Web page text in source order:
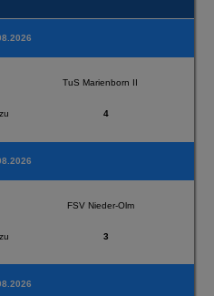
TuS Marienborn II
zu 4
FSV Nieder-Olm
zu 3